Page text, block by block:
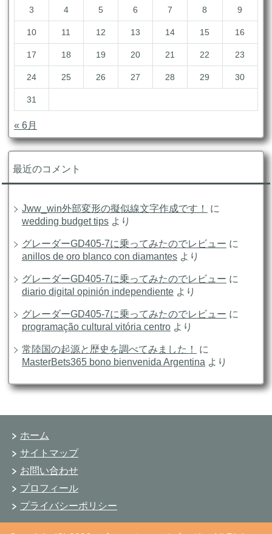
3 4 5 6 7 8 9
10 11 12 13 14 15 16
17 18 19 20 21 22 23
24 25 26 27 28 29 30
31
« 6月
最近のコメント
Jww_win外部変形の擬似線文字作成です！
に
wedding budget tipsより
グレーダーGD405-7に乗ってみたのでレビュー に
anillos de oro blanco con diamantesより
グレーダーGD405-7に乗ってみたのでレビュー に
diario digital opinión independienteより
グレーダーGD405-7に乗ってみたのでレビュー に
programação cultural vitória centroより
常陸国の起源と歴史を調べてみました！
に
MasterBets365 bono bienvenida Argentina より
ホーム
サイトマップ
お問い合わせ
プロフィール
プライバシーポリシー